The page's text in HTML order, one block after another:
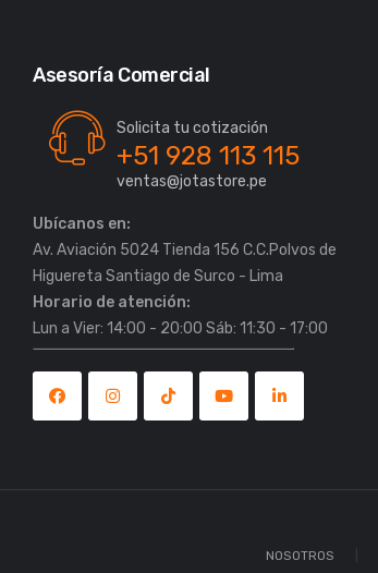
Asesoría Comercial
Solicita tu cotización
+51 928 113 115
ventas@jotastore.pe
Ubícanos en:
Av. Aviación 5024 Tienda 156 C.C.Polvos de
Horario de atención:
Lun a Vier: 14:00 - 20:00 Sáb: 11:30 - 17:00
NOSOTROS